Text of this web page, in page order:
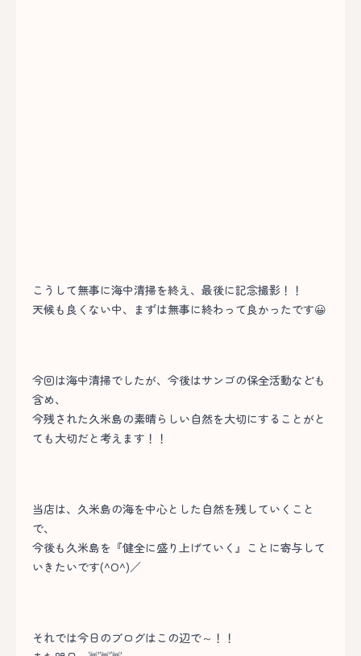
こうして無事に海中清掃を終え、最後に記念撮影！！
天候も良くない中、まずは無事に終わって良かったです😀
今回は海中清掃でしたが、今後はサンゴの保全活動なども
含め、
今残された久米島の素晴らしい自然を大切にすることがと
ても大切だと考えます！！
当店は、久米島の海を中心とした自然を残していくこと
で、
今後も久米島を『健全に盛り上げていく』ことに寄与して
いきたいです(^O^)／
それでは今日のブログはこの辺で～！！